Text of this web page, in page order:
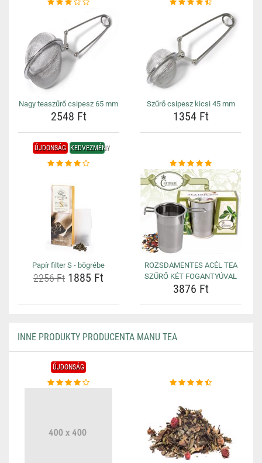
Nagy teaszűrő csipesz 65 mm
2548 Ft
Szűrő csipesz kicsi 45 mm
1354 Ft
ÚJDONSÁG KEDVEZMÉNY
Papír filter S - bögrébe
2256 Ft 1885 Ft
ROZSDAMENTES ACÉL TEA
SZŰRŐ KÉT FOGANTYÚVAL
3876 Ft
INNE PRODUKTY PRODUCENTA MANU TEA
ÚJDONSÁG